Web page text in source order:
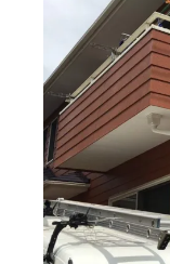
ご相談と流れ
PODについて